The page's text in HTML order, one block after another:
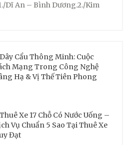
Dĩ An – Bình Dương.2./Kim
Dây Cẩu Thông Minh: Cuộc
Mạng Trong Công Nghệ
Hạ & Vị Thế Tiên Phong
Thuê Xe 17 Chỗ Có Nước Uống –
Vụ Chuẩn 5 Sao Tại Thuê Xe
Đạt